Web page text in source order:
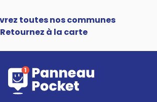
toutes nos communes
Retournez à la carte